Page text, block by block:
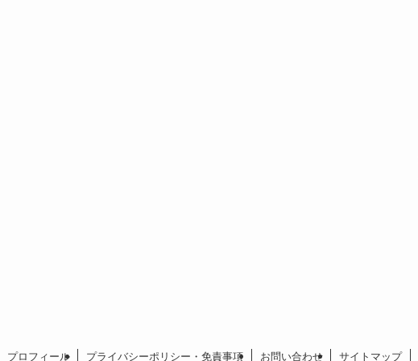
プロフィール プライバシーポリシー・免責事項 お問い合わせ サイトマップ